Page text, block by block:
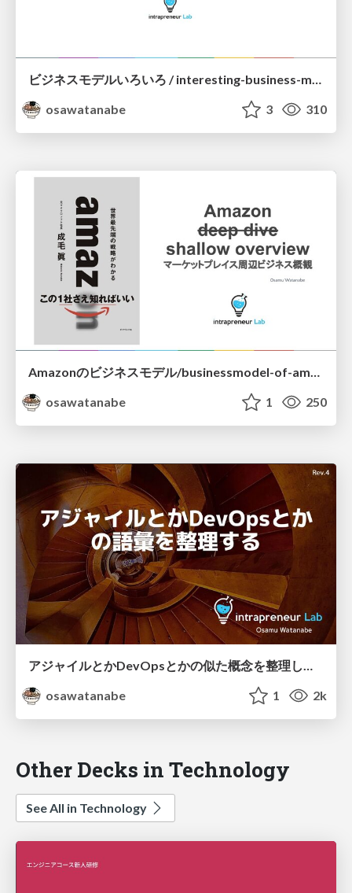
ビジネスモデルいろいろ / interesting-business-models
osawatanabe
3 310
Amazonのビジネスモデル/businessmodel-of-amazon
osawatanabe
1 250
アジャイルとかDevOpsとかの似た概念を整理したい / meaning-of-buzzies
osawatanabe
1 2k
Other Decks in Technology
See All in Technology